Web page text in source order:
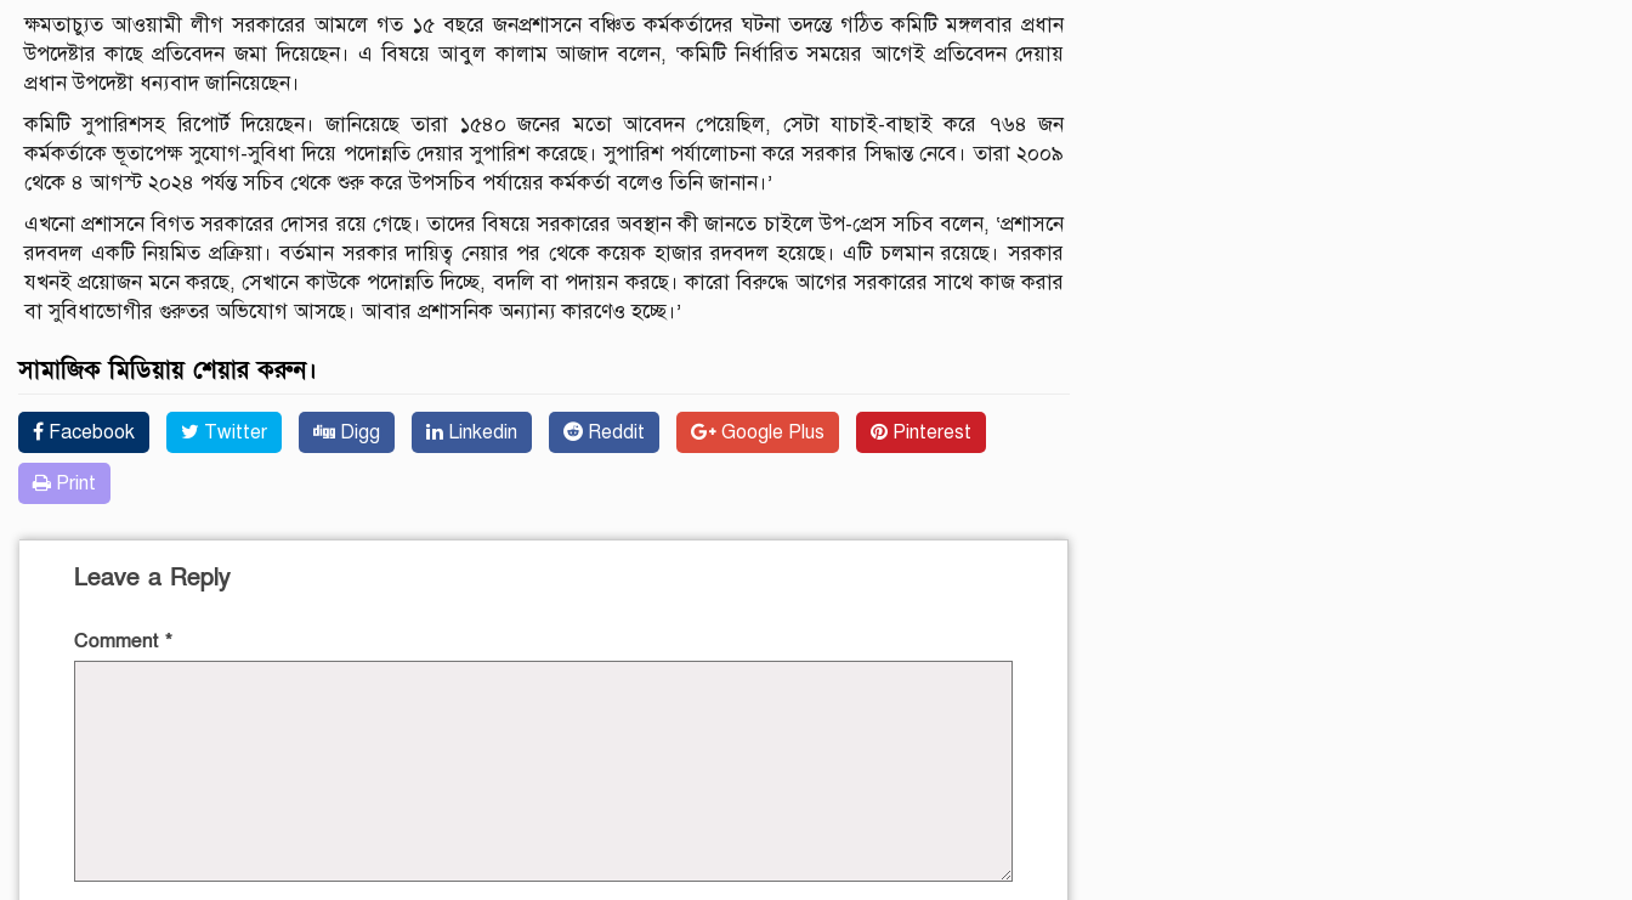
ক্ষমতাচ্যুত আওয়ামী লীগ সরকারের আমলে গত ১৫ বছরে জনপ্রশাসনে বঞ্চিত কর্মকর্তাদের ঘটনা তদন্তে গঠিত কমিটি মঙ্গলবার প্রধান
উপদেষ্টার কাছে প্রতিবেদন জমা দিয়েছেন। এ বিষয়ে আবুল কালাম আজাদ বলেন, ‘কমিটি নির্ধারিত সময়ের আগেই প্রতিবেদন দেয়ায়
প্রধান উপদেষ্টা ধন্যবাদ জানিয়েছেন।
কমিটি সুপারিশসহ রিপোর্ট দিয়েছেন। জানিয়েছে তারা ১৫৪০ জনের মতো আবেদন পেয়েছিল, সেটা যাচাই-বাছাই করে ৭৬৪ জন
কর্মকর্তাকে ভূতাপেক্ষ সুযোগ-সুবিধা দিয়ে পদোন্নতি দেয়ার সুপারিশ করেছে। সুপারিশ পর্যালোচনা করে সরকার সিদ্ধান্ত নেবে। তারা ২০০৯
থেকে ৪ আগস্ট ২০২৪ পর্যন্ত সচিব থেকে শুরু করে উপসচিব পর্যায়ের কর্মকর্তা বলেও তিনি জানান।’
এখনো প্রশাসনে বিগত সরকারের দোসর রয়ে গেছে। তাদের বিষয়ে সরকারের অবস্থান কী জানতে চাইলে ‍উপ-প্রেস সচিব বলেন, ‘প্রশাসনে
রদবদল একটি নিয়মিত প্রক্রিয়া। বর্তমান সরকার দায়িত্ব নেয়ার পর থেকে কয়েক হাজার রদবদল হয়েছে। এটি চলমান রয়েছে। সরকার
যখনই প্রয়োজন মনে করছে, সেখানে কাউকে পদোন্নতি দিচ্ছে, বদলি বা পদায়ন করছে। কারো বিরুদ্ধে আগের সরকারের সাথে কাজ করার
বা সুবিধাভোগীর গুরুতর অভিযোগ আসছে। আবার প্রশাসনিক অন্যান্য কারণেও হচ্ছে।’
সামাজিক মিডিয়ায় শেয়ার করুন।
Facebook Twitter Digg Linkedin Reddit Google Plus Pinterest
Print
Leave a Reply
Comment *